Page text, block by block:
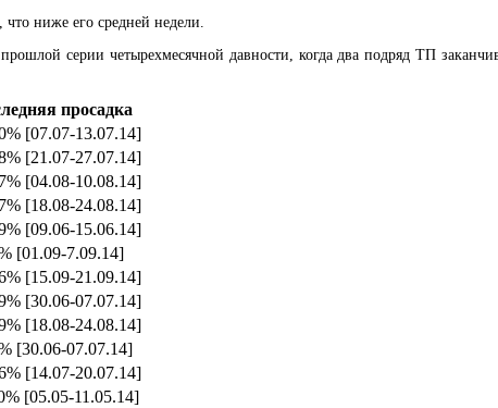
что ниже его средней недели.
серии четырехмесячной давности, когда два подряд ТП
просадка
[07.07-13.07.14]
[21.07-27.07.14]
[04.08-10.08.14]
[18.08-24.08.14]
[09.06-15.06.14]
[01.09-7.09.14]
[15.09-21.09.14]
[30.06-07.07.14]
[18.08-24.08.14]
[30.06-07.07.14]
[14.07-20.07.14]
[05.05-11.05.14]